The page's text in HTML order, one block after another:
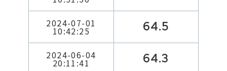
2024-07-01
10:42:25 64.5
2024-06-04
20:11:41 64.3